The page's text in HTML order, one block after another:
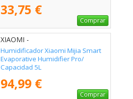
33,75 €
Comprar
XIAOMI -
Humidificador Xiaomi Mijia Smart
Evaporative Humidifier Pro/
Capacidad 5L
94,99 €
Comprar